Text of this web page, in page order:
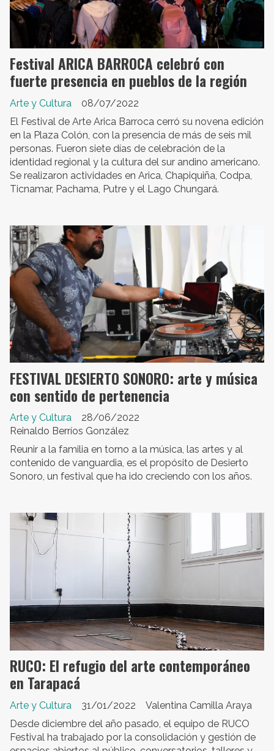
Festival ARICA BARROCA celebró con
fuerte presencia en pueblos de la región
Arte y Cultura
08/07/2022
El Festival de Arte Arica Barroca cerró su novena edición
en la Plaza Colón, con la presencia de más de seis mil
personas. Fueron siete días de celebración de la
identidad regional y la cultura del sur andino americano.
Se realizaron actividades en Arica, Chapiquiña, Codpa,
Ticnamar, Pachama, Putre y el Lago Chungará.
FESTIVAL DESIERTO SONORO: arte y música
con sentido de pertenencia
Reinaldo Berríos González
Arte y Cultura 28/06/2022
Reunir a la familia en torno a la música, las artes y al
contenido de vanguardia, es el propósito de Desierto
Sonoro, un festival que ha ido creciendo con los años.
RUCO: El refugio del arte contemporáneo
en Tarapacá
Valentina Camilla Araya
Arte y Cultura
31/01/2022
Desde diciembre del año pasado, el equipo de RUCO
Festival ha trabajado por la consolidación y gestión de